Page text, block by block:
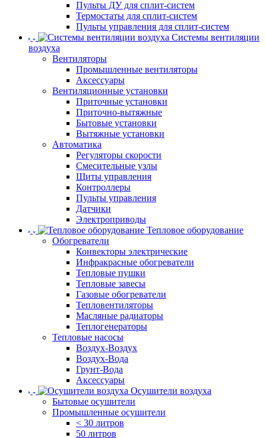
Пульты ДУ для сплит-систем
Термостаты для сплит-систем
Пульты управления для сплит-систем
Системы вентиляции
воздуха
Вентиляторы
Промышленные вентиляторы
Аксессуары
Вентиляционные установки
Приточные установки
Приточно-вытяжные
Бытовые установки
Вытяжные установки
Автоматика
Регуляторы скорости
Смесительные узлы
Щиты управления
Контроллеры
Пульты управления
Датчики
Электроприводы
Тепловое оборудование
Обогреватели
Конвекторы электрические
Инфракрасные обогреватели
Тепловые пушки
Тепловые завесы
Газовые обогреватели
Тепловентиляторы
Масляные радиаторы
Теплогенераторы
Тепловые насосы
Воздух-Воздух
Воздух-Вода
Грунт-Вода
Аксессуары
Осушители воздуха
Бытовые осушители
Промышленные осушители
< 30 литров
50 литров